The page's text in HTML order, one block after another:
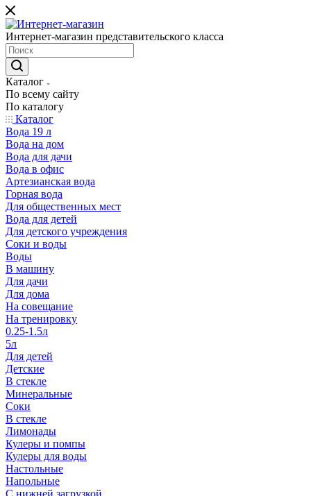
Интернет-магазин представительского класса
Каталог
По всему сайту
По каталогу
Каталог
Вода 19 л
Вода на дом
Вода для дачи
Вода в офис
Артезианская вода
Горная вода
Для общественных мест
Вода для детей
Для детского учреждения
Соки и воды
Воды
В машину
Для дачи
Для дома
На совещание
На тренировку
0.25-1.5л
5л
Для детей
Детские
В стекле
Минеральные
Соки
В стекле
Лимонады
Кулеры и помпы
Кулеры для воды
Настольные
Напольные
С нижней загрузкой